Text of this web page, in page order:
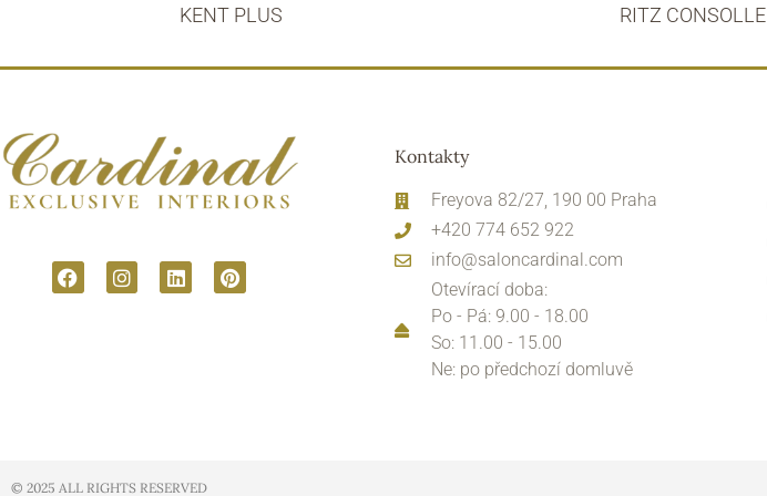
KENT PLUS RITZ CONSOLLE
Kontakty
Freyova 82/27, 190 00 Praha
+420 774 652 922
info@saloncardinal.com
Otevírací doba:
Po - Pá: 9.00 - 18.00
So: 11.00 - 15.00
Ne: po předchozí domluvě
© 2025 ALL RIGHTS RESERVED​